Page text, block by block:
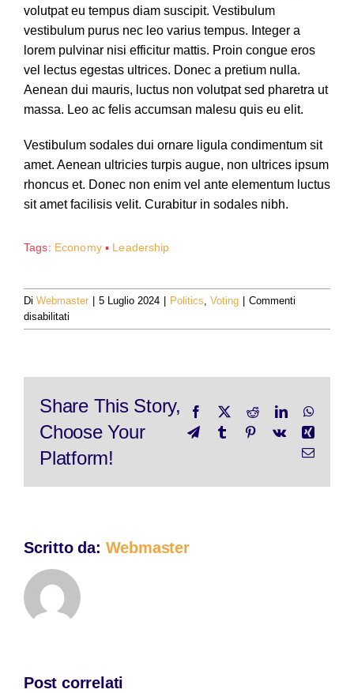
volutpat eu tempus diam suscipit. Vestibulum
vestibulum purus nec leo varius tempus. Integer a
lorem pulvinar nisi efficitur mattis. Proin congue eros
vel lectus egestas ultrices. Donec a pretium nulla.
Aenean dui mauris, luctus non volutpat sed pharetra ut
massa. Leo ac felis accumsan malesu quis eu elit.
Vestibulum sodales dui ornare ligula condimentum sit
amet. Aenean ultricies turpis augue, non ultrices ipsum
rhoncus et. Donec non enim vel ante elementum luctus
sit amet facilisis velit. Curabitur in sodales nibh.
Tags: Economy▪ Leadership
Di Webmaster 5 Luglio 2024 Politics, Voting
Commenti
disabilitati
Our
to
growth
Share This Story,
Choose Your
Platform!
Facebook RedditLinkedIn
TelegramTumblr Pinterest
Vk
Xing
Email
Scritto da: Webmaster
Post correlati